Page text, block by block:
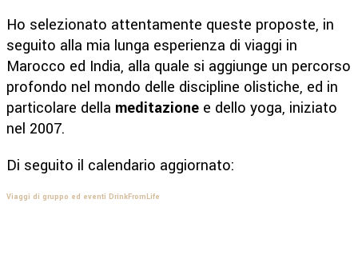
Ho selezionato attentamente queste proposte, in
seguito alla mia lunga esperienza di viaggi in
Marocco ed India, alla quale si aggiunge un percorso
profondo nel mondo delle discipline olistiche, ed in
particolare della meditazione e dello yoga, iniziato
nel 2007.
Di seguito il calendario aggiornato:
Viaggi di gruppo ed eventi DrinkFromLife